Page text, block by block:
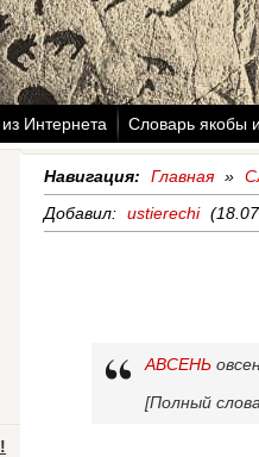
Интернета Словарь якобы
Навигация: Главная »
Добавил: ustierechi
АВСЕНЬ
[Полный